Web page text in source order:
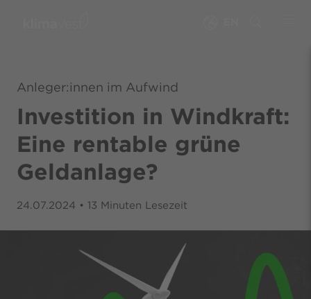
Anleger:innen im Aufwind
Investition in Windkraft:
Eine rentable grüne
Geldanlage?
24.07.2024 • 13 Minuten Lesezeit